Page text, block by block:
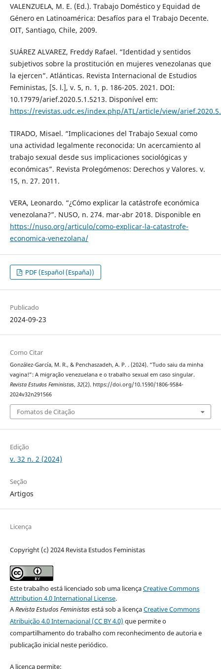
VALENZUELA, M. E. (Ed.). Trabajo Doméstico y Equidad de
Género en Latinoamérica: Desafíos para el Trabajo Decente.
OIT, Santiago, Chile, 2009.
SUÁREZ ALVAREZ, Freddy Rafael. “Identidad y sentidos
subjetivos sobre la prostitución en mujeres venezolanas que
la ejercen”. Atlánticas. Revista Internacional de Estudios
Feministas, [S. l.], v. 5, n. 1, p. 186-205. 2021. DOI:
10.17979/arief.2020.5.1.5213. Disponível em:
https://revistas.udc.es/index.php/ATL/article/view/
TIRADO, Misael. “Implicaciones del Trabajo Sexual como
una actividad legalmente reconocida: Un acercamiento al
trabajo sexual desde sus implicaciones sociológicas y
económicas”. Revista Prolegómenos: Derechos y Valores. v.
15, n. 27. 2011.
VERA, Leonardo. “¿Cómo explicar la catástrofe económica
venezolana?”. NUSO, n. 274. mar-abr 2018. Disponible en
https://nuso.org/articulo/como-explicar-la-catastrofe-
economica-venezolana/
PDF (Español (España))
Publicado
2024-09-23
Como Citar
González-García, M. R., & Penchaszadeh, A. P. . (2024). “Tudo saiu da minha
vagina!”: A migração venezuelana e o trabalho sexual em caso singular.
Revista Estudos Feministas, 32(2). https://doi.org/10.1590/1806-9584-
2024v32n291566
Fomatos de Citação
Edição
v. 32 n. 2 (2024)
Seção
Artigos
Licença
Copyright (c) 2024 Revista Estudos Feministas
Este trabalho está licenciado sob uma licençaCreative Commons
Attribution 4.0 International License.
ARevista Estudos Feministasestá sob a licençaCreative Commons
Atribuição 4.0 Internacional (CC BY 4.0) que permite o
compartilhamento do trabalho com reconhecimento de autoria e
publicação inicial neste periódico.
A licença permite: